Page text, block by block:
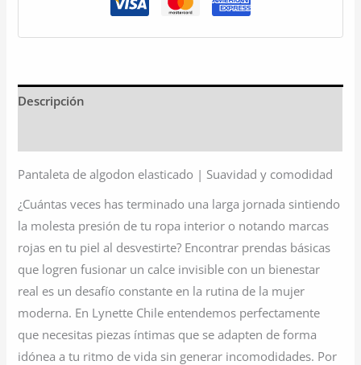
Descripción
Pantaleta de algodon elasticado | Suavidad y comodidad
¿Cuántas veces has terminado una larga jornada sintiendo
la molesta presión de tu ropa interior o notando marcas
rojas en tu piel al desvestirte? Encontrar prendas básicas
que logren fusionar un calce invisible con un bienestar
real es un desafío constante en la rutina de la mujer
moderna. En Lynette Chile entendemos perfectamente
que necesitas piezas íntimas que se adapten de forma
idónea a tu ritmo de vida sin generar incomodidades. Por